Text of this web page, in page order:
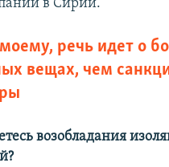
в Сирии.
речь идет о
вещах, чем
возобладания